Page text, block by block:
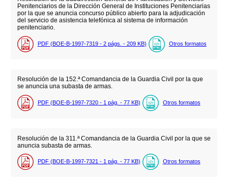
Penitenciarios de la Dirección General de Instituciones Penitenciarias
por la que se anuncia concurso público abierto para la adjudicación
del servicio de asistencia telefónica al sistema de información
penitenciario.
PDF (BOE-B-1997-7319 - 2 págs. - 209 KB) Otros formatos
Resolución de la 152.ª Comandancia de la Guardia Civil por la que
se anuncia una subasta de armas.
PDF (BOE-B-1997-7320 - 1 pág. - 77 KB) Otros formatos
Resolución de la 311.ª Comandancia de la Guardia Civil por la que se
anuncia subasta de armas.
PDF (BOE-B-1997-7321 - 1 pág. - 77 KB) Otros formatos